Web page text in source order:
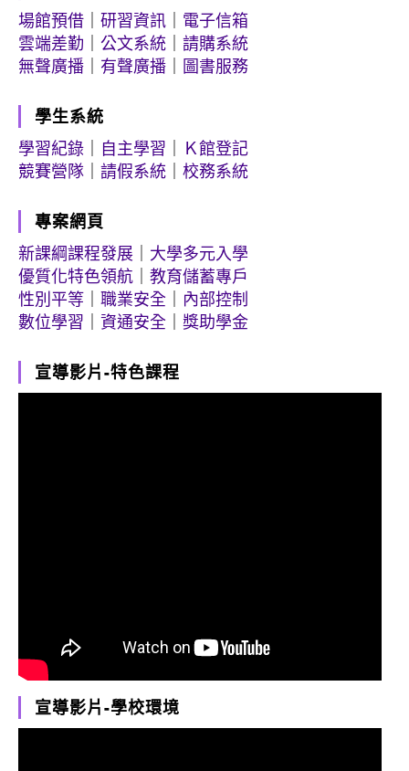
場館預借
研習資訊
電子信箱
雲端差勤
公文系統
請購系統
無聲廣播
有聲廣播 圖書服務
學生系統
學習紀錄
自主學習
Ｋ館登記
競賽營隊
請假系統 校務系統
專案網頁
新課綱課程發展
大學多元入學
優質化特色領航
教育儲蓄專戶
性別平等
職業安全
內部控制
數位學習
資通安全 獎助學金
宣導影片-特色課程
宣導影片-學校環境